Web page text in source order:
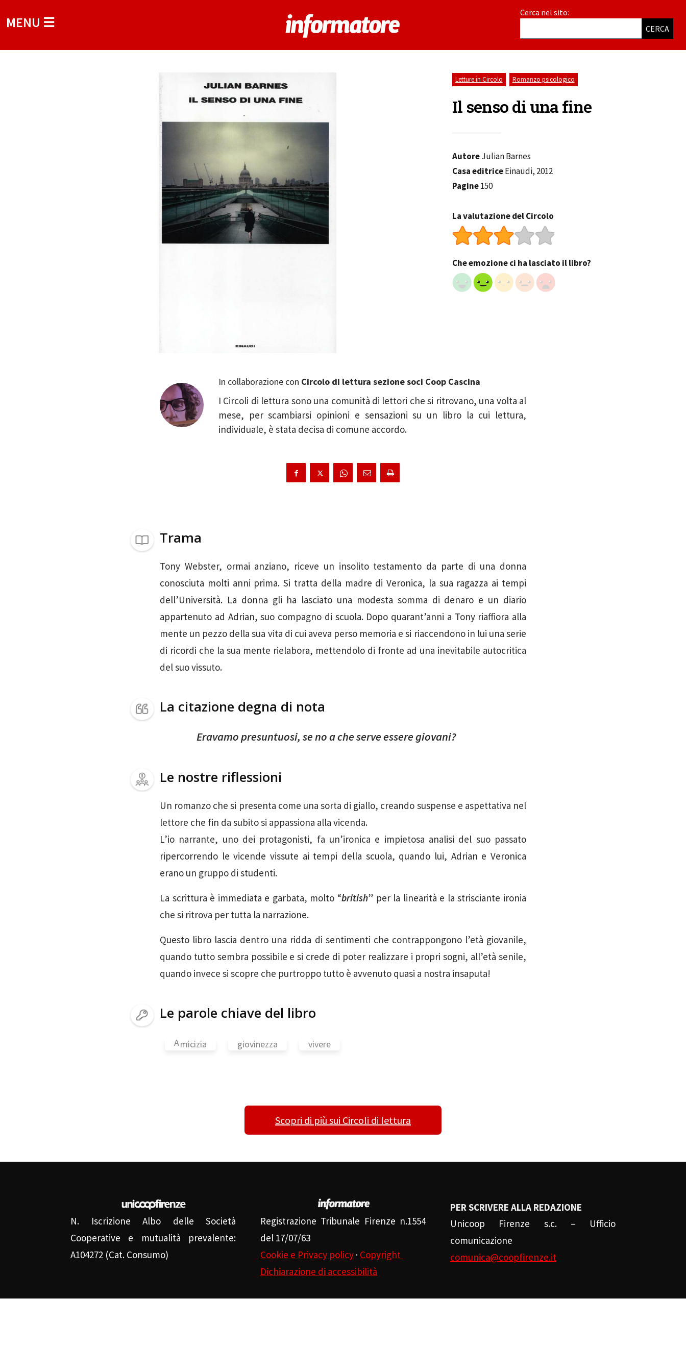
MENU ☰
Cerca nel sito:
CERCA
Letture in Circolo Romanzo psicologico
Il senso di una fine
AutoreJulian Barnes
Casa editriceEinaudi, 2012
Pagine150
La valutazione del Circolo
Che emozione ci ha lasciato il libro?
In collaborazione con Circolo di lettura sezione soci Coop Cascina
I Circoli di lettura sono una comunità di lettori che si ritrovano, una volta al
mese, per scambiarsi opinioni e sensazioni su un libro la cui lettura,
individuale, è stata decisa di comune accordo.
Trama
Tony Webster, ormai anziano, riceve un insolito testamento da parte di una donna
conosciuta molti anni prima. Si tratta della madre di Veronica, la sua ragazza ai tempi
dell’Università. La donna gli ha lasciato una modesta somma di denaro e un diario
appartenuto ad Adrian, suo compagno di scuola. Dopo quarant’anni a Tony riaffiora alla
mente un pezzo della sua vita di cui aveva perso memoria e si riaccendono in lui una serie
di ricordi che la sua mente rielabora, mettendolo di fronte ad una inevitabile autocritica
del suo vissuto.
La citazione degna di nota
Eravamo presuntuosi, se no a che serve essere giovani?
Le nostre riflessioni
Un romanzo che si presenta come una sorta di giallo, creando suspense e aspettativa nel
lettore che fin da subito si appassiona alla vicenda.
L’io narrante, uno dei protagonisti, fa un’ironica e impietosa analisi del suo passato
ripercorrendo le vicende vissute ai tempi della scuola, quando lui, Adrian e Veronica
erano un gruppo di studenti.
La scrittura è immediata e garbata, molto “british” per la linearità e la strisciante ironia
che si ritrova per tutta la narrazione.
Questo libro lascia dentro una ridda di sentimenti che contrappongono l’età giovanile,
quando tutto sembra possibile e si crede di poter realizzare i propri sogni, all’età senile,
quando invece si scopre che purtroppo tutto è avvenuto quasi a nostra insaputa!
Le parole chiave del libro
Amicizia giovinezza vivere
Scopri di più sui Circoli di lettura
N. Iscrizione Albo delle Società
Cooperative e mutualità prevalente:
A104272 (Cat. Consumo)
Registrazione Tribunale Firenze n.1554
del 17/07/63
Cookie e Privacy policy · Copyright
Dichiarazione di accessibilità
PER SCRIVERE ALLA REDAZIONE
Unicoop Firenze s.c. – Ufficio
comunicazione
comunica@coopfirenze.it